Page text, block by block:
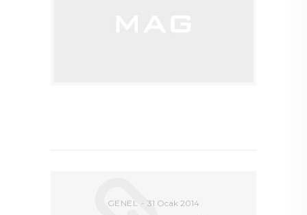
GENEL 31 Ocak 2014